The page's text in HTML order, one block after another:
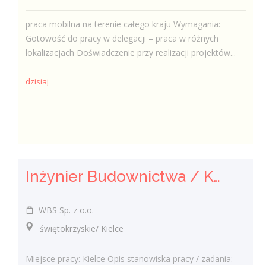
praca mobilna na terenie całego kraju Wymagania:
Gotowość do pracy w delegacji – praca w różnych
lokalizacjach Doświadczenie przy realizacji projektów...
dzisiaj
Inżynier Budownictwa / Konstruktor (k/m/n)
WBS Sp. z o.o.
świętokrzyskie/ Kielce
Miejsce pracy: Kielce Opis stanowiska pracy / zadania: